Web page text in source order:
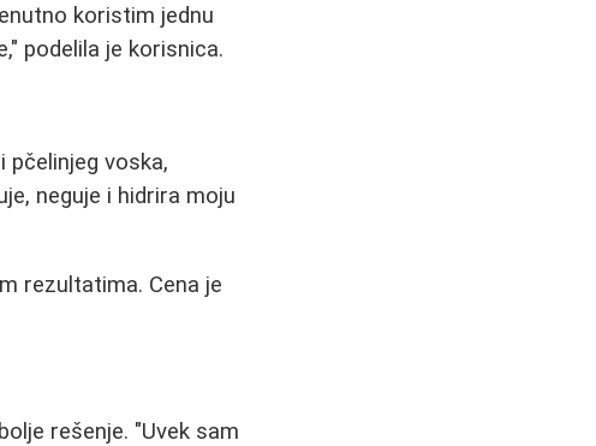
koristim jednu
podelila je korisnica.
pčelinjeg voska,
neguje i hidrira moju
rezultatima. Cena je
rešenje. "Uvek sam